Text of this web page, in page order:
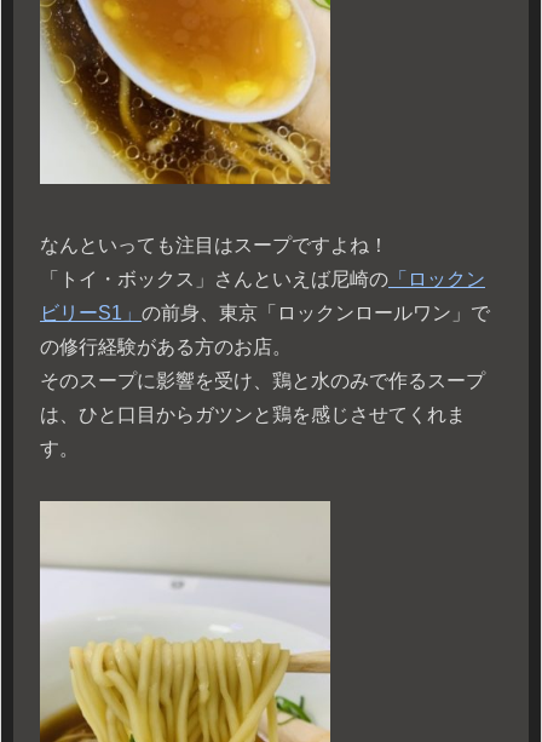
なんといっても注目はスープですよね！
「トイ・ボックス」さんといえば尼崎の 「ロックン
ビリーS1」 の前身、東京「ロックンロールワン」で
の修行経験がある方のお店。
そのスープに影響を受け、鶏と水のみで作るスープ
は、ひと口目からガツンと鶏を感じさせてくれま
す。